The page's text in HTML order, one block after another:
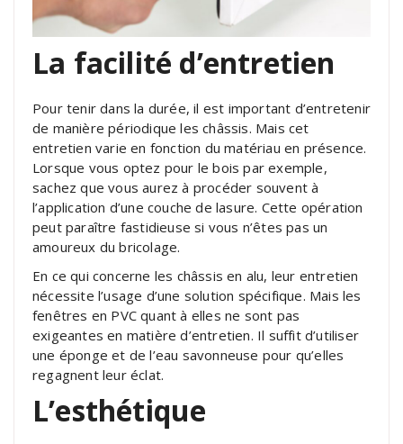
La facilité d’entretien
Pour tenir dans la durée, il est important d’entretenir
de manière périodique les châssis. Mais cet
entretien varie en fonction du matériau en présence.
Lorsque vous optez pour le bois par exemple,
sachez que vous aurez à procéder souvent à
l’application d’une couche de lasure. Cette opération
peut paraître fastidieuse si vous n’êtes pas un
amoureux du bricolage.
En ce qui concerne les châssis en alu, leur entretien
nécessite l’usage d’une solution spécifique. Mais les
fenêtres en PVC quant à elles ne sont pas
exigeantes en matière d’entretien. Il suffit d’utiliser
une éponge et de l’eau savonneuse pour qu’elles
regagnent leur éclat.
L’esthétique